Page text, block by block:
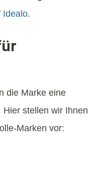
Idealo.
die Marke eine
stellen wir Ihnen
Marken vor: